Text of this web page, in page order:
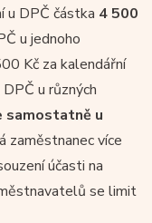
u DPČ částka 4 500
u jednoho
Kč za kalendářní
u různých
samostatně u
zaměstnanec více
účasti na
se limit